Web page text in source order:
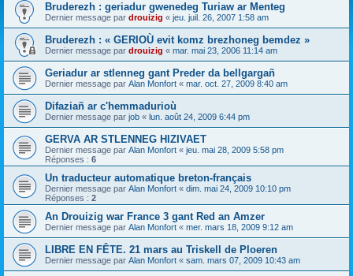
Bruderezh : geriadur gwenedeg Turiaw ar Menteg
Dernier message par drouizig « jeu. juil. 26, 2007 1:58 am
Bruderezh : « GERIOÙ evit komz brezhoneg bemdez »
Dernier message par drouizig « mar. mai 23, 2006 11:14 am
Geriadur ar stlenneg gant Preder da bellgargañ
Dernier message par Alan Monfort « mar. oct. 27, 2009 8:40 am
Difaziañ ar c'hemmadurioù
Dernier message par job « lun. août 24, 2009 6:44 pm
GERVA AR STLENNEG HIZIVAET
Dernier message par Alan Monfort « jeu. mai 28, 2009 5:58 pm
Réponses : 6
Un traducteur automatique breton-français
Dernier message par Alan Monfort « dim. mai 24, 2009 10:10 pm
Réponses : 2
An Drouizig war France 3 gant Red an Amzer
Dernier message par Alan Monfort « mer. mars 18, 2009 9:12 am
LIBRE EN FÊTE. 21 mars au Triskell de Ploeren
Dernier message par Alan Monfort « sam. mars 07, 2009 10:43 am